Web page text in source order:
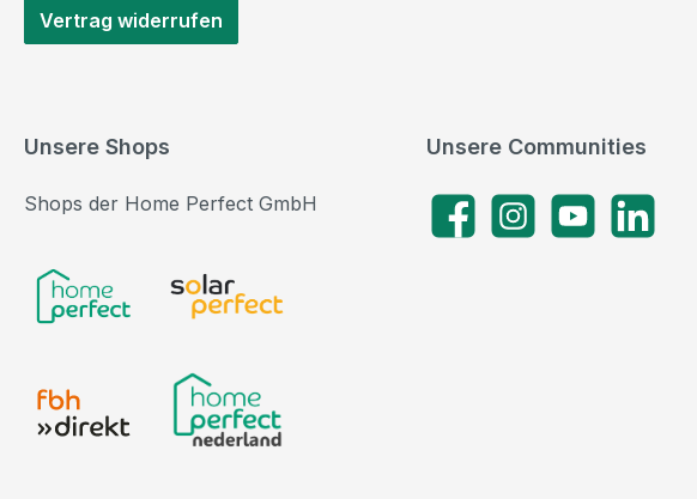
Vertrag widerrufen
Unsere Communities
FacebookInstagramYouTubeLinkedIn
Unsere Shops
Shops der Home Perfect GmbH